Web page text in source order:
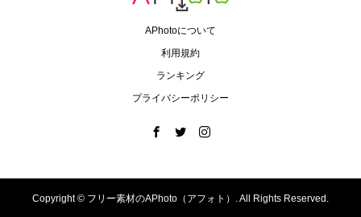
APhotoについて
利用規約
ランキング
プライバシーポリシー
Copyright © フリー素材のAPhoto（アフォト）. All Rights Reserved.